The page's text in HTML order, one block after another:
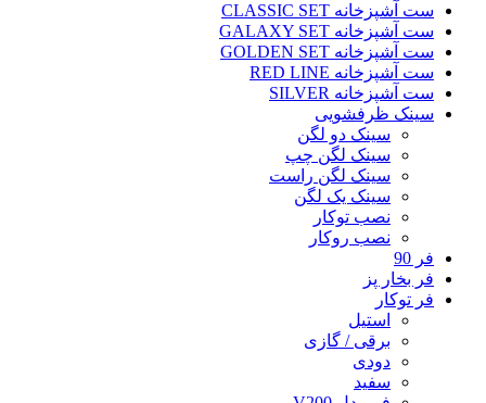
ست آشپزخانه CLASSIC SET
ست آشپزخانه GALAXY SET
ست آشپزخانه GOLDEN SET
ست آشپزخانه RED LINE
ست آشپزخانه SILVER
سینک ظرفشویی
سینک دو لگن
سینک لگن چپ
سینک لگن راست
سینک یک لگن
نصب توکار
نصب روکار
فر 90
فر بخار پز
فر توکار
استیل
برقی / گازی
دودی
سفید